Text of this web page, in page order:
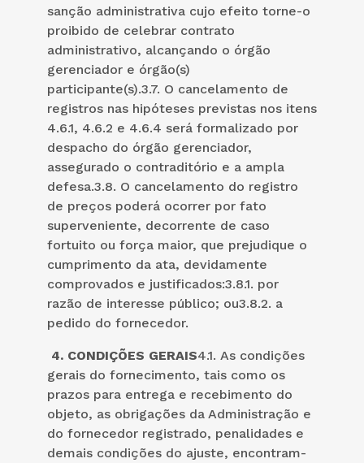
sanção administrativa cujo efeito torne-o
proibido de celebrar contrato
administrativo, alcançando o órgão
gerenciador e órgão(s)
participante(s).3.7. O cancelamento de
registros nas hipóteses previstas nos itens
4.6.1, 4.6.2 e 4.6.4 será formalizado por
despacho do órgão gerenciador,
assegurado o contraditório e a ampla
defesa.3.8. O cancelamento do registro
de preços poderá ocorrer por fato
superveniente, decorrente de caso
fortuito ou força maior, que prejudique o
cumprimento da ata, devidamente
comprovados e justificados:3.8.1. por
razão de interesse público; ou3.8.2. a
pedido do fornecedor.
4. CONDIÇÕES GERAIS4.1. As condições
gerais do fornecimento, tais como os
prazos para entrega e recebimento do
objeto, as obrigações da Administração e
do fornecedor registrado, penalidades e
demais condições do ajuste, encontram-